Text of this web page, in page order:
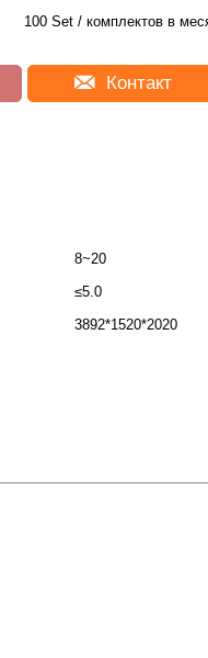
100 Set / комплектов в
Контакт
8~20
≤5.0
3892*1520*2020